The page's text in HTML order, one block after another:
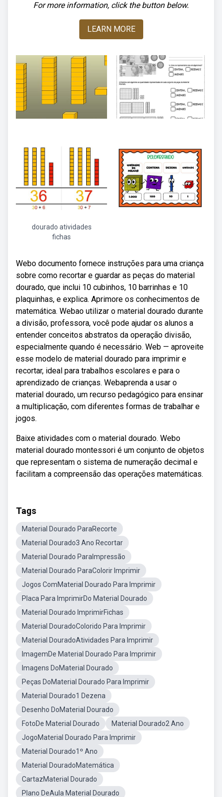
For more information, click the button below.
LEARN MORE
dourado atividades
fichas
Webo documento fornece instruções para uma criança
sobre como recortar e guardar as peças do material
dourado, que inclui 10 cubinhos, 10 barrinhas e 10
plaquinhas, e explica. Aprimore os conhecimentos de
matemática. Webao utilizar o material dourado durante
a divisão, professora, você pode ajudar os alunos a
entender conceitos abstratos da operação divisão,
especialmente quando é necessário. Web — aproveite
esse modelo de material dourado para imprimir e
recortar, ideal para trabalhos escolares e para o
aprendizado de crianças. Webaprenda a usar o
material dourado, um recurso pedagógico para ensinar
a multiplicação, com diferentes formas de trabalhar e
jogos.
Baixe atividades com o material dourado. Webo
material dourado montessori é um conjunto de objetos
que representam o sistema de numeração decimal e
facilitam a compreensão das operações matemáticas.
Tags
Material Dourado ParaRecorte
Material Dourado3 Ano Recortar
Material Dourado ParaImpressão
Material Dourado ParaColorir Imprimir
Jogos ComMaterial Dourado Para Imprimir
Placa Para ImprimirDo Material Dourado
Material Dourado ImprimirFichas
Material DouradoColorido Para Imprimir
Material DouradoAtividades Para Imprimir
ImagemDe Material Dourado Para Imprimir
Imagens DoMaterial Dourado
Peças DoMaterial Dourado Para Imprimir
Material Dourado1 Dezena
Desenho DoMaterial Dourado
FotoDe Material Dourado
Material Dourado2 Ano
JogoMaterial Dourado Para Imprimir
Material Dourado1º Ano
Material DouradoMatemática
CartazMaterial Dourado
Plano DeAula Material Dourado